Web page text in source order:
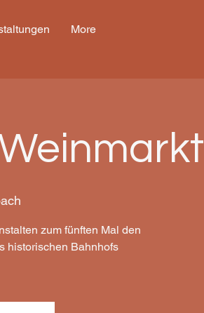
More
zum fünften Mal den
historischen Bahnhofs